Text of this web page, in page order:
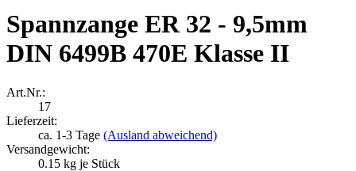
Spannzange ER 32 - 9,5mm
DIN 6499B 470E Klasse II
Art.Nr.:
17
Lieferzeit:
ca. 1-3 Tage (Ausland abweichend)
Versandgewicht:
0.15 kg je Stück